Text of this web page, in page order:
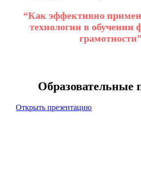
“Как эффективно
технологии в обучении
грамотности”
Образовательные
Открыть презентацию